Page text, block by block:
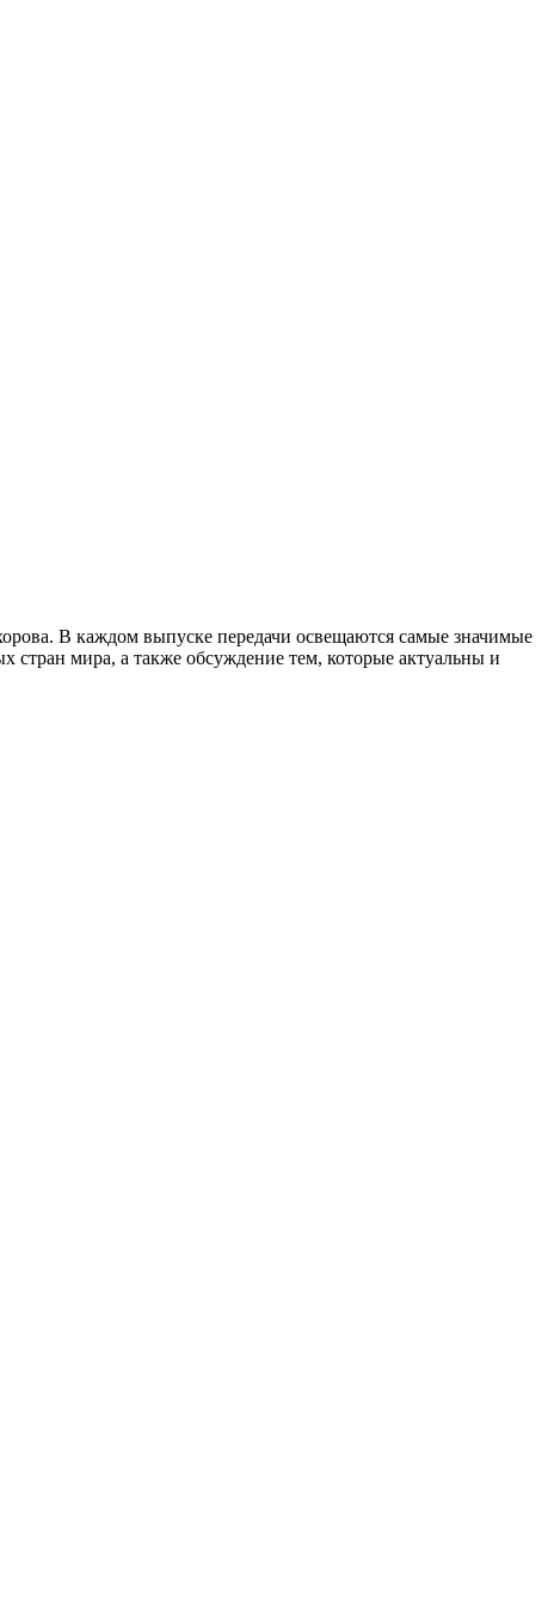
В каждом выпуске передачи освещаются самые значимые
мира, а также обсуждение тем, которые актуальны и